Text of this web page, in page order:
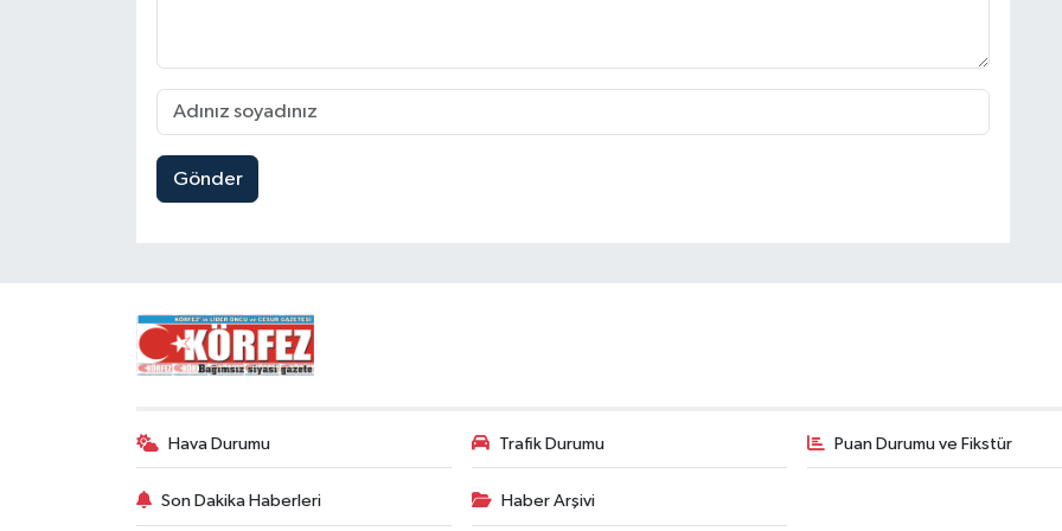
Gönder
Hava Durumu Trafik Durumu Puan Durumu ve Fikstür
Son Dakika Haberleri Haber Arşivi